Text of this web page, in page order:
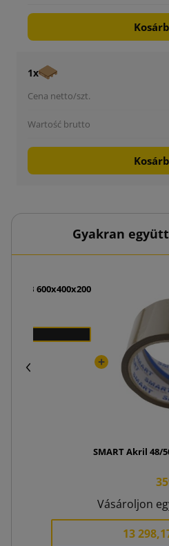
1x
Gyakran
EB 600x400x200
SMART Akril 48/
Vásároljon
13